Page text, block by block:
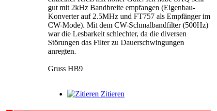
gut mit 2kHz Bandbreite empfangen (Eigenbau-
Konverter auf 2.5MHz und FT757 als Empfänger im
CW-Mode). Mit dem CW-Schmalbandfilter (500Hz)
war die Lesbarkeit schlechter, da die diversen
Störungen das Filter zu Dauerschwingungen
anregten.
Gruss HB9
Zitieren